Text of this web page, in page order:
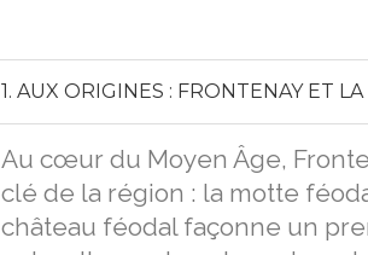
1. AUX ORIGINES : FRONTENAY ET
Au cœur du Moyen Âge,
clé de la région : la motte
château féodal façonne un